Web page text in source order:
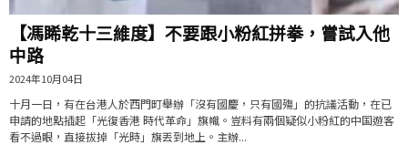
【馮睎乾十三維度】不要跟小粉紅拼拳，嘗試入他
中路
2024年10月04日
十月一日，有在台港人於西門町舉辦「沒有國慶，只有國殤」的抗議活動，在已
申請的地點插起「光復香港 時代革命」旗幟。豈料有兩個疑似小粉紅的中国遊客
看不過眼，直接拔掉「光時」旗丟到地上。主辦...